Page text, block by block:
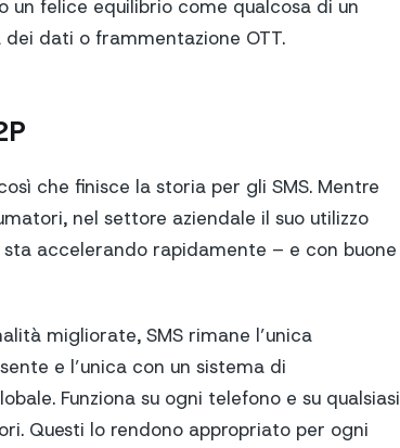
un felice equilibrio come qualcosa di un
dati o frammentazione OTT.
che finisce la storia per gli SMS. Mentre
nel settore aziendale il suo utilizzo
accelerando rapidamente – e con buone
migliorate, SMS rimane l’unica
e l’unica con un sistema di
Funziona su ogni telefono e su qualsiasi
Questi lo rendono appropriato per ogni